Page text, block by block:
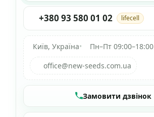
+380 93 580 01 02 lifecell
Київ, Україна•
Пн–Пт 09:00–18:00
office@new-seeds.com.ua
Замовити дзвінок